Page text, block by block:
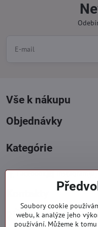
Vše k nákupu
Objednávky
Kategórie
+421 919 060 751
Pondělí - Pátek : 09:00 -
Soubory cookie
webu, k analýze jeho
používání. Můžeme k